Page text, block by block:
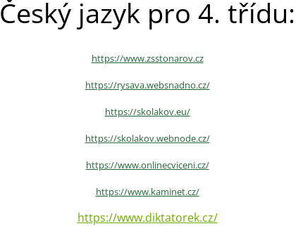
Český jazyk pro 4. třídu:
https://www.zsstonarov.cz
https://rysava.websnadno.cz/
https://skolakov.eu/
https://skolakov.webnode.cz/
https://www.onlinecviceni.cz/
https://www.kaminet.cz/
https://www.diktatorek.cz/